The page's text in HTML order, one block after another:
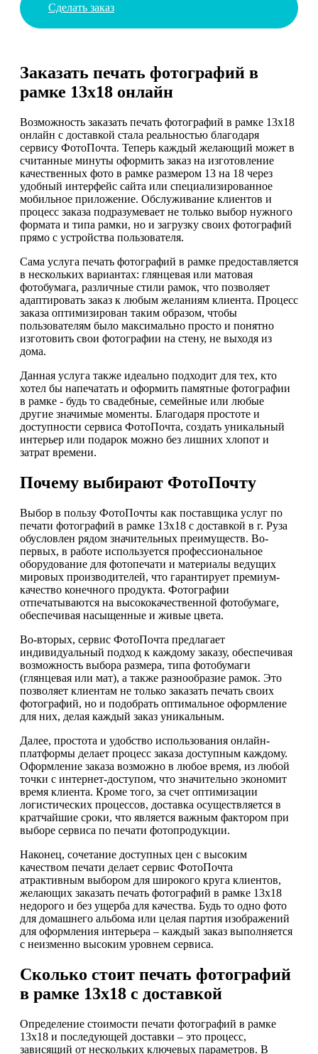
Сделать заказ
Заказать печать фотографий в
рамке 13х18 онлайн
Возможность заказать печать фотографий в рамке 13х18
онлайн с доставкой стала реальностью благодаря
сервису ФотоПочта. Теперь каждый желающий может в
считанные минуты оформить заказ на изготовление
качественных фото в рамке размером 13 на 18 через
удобный интерфейс сайта или специализированное
мобильное приложение. Обслуживание клиентов и
процесс заказа подразумевает не только выбор нужного
формата и типа рамки, но и загрузку своих фотографий
прямо с устройства пользователя.
Сама услуга печать фотографий в рамке предоставляется
в нескольких вариантах: глянцевая или матовая
фотобумага, различные стили рамок, что позволяет
адаптировать заказ к любым желаниям клиента. Процесс
заказа оптимизирован таким образом, чтобы
пользователям было максимально просто и понятно
изготовить свои фотографии на стену, не выходя из
дома.
Данная услуга также идеально подходит для тех, кто
хотел бы напечатать и оформить памятные фотографии
в рамке - будь то свадебные, семейные или любые
другие значимые моменты. Благодаря простоте и
доступности сервиса ФотоПочта, создать уникальный
интерьер или подарок можно без лишних хлопот и
затрат времени.
Почему выбирают ФотоПочту
Выбор в пользу ФотоПочты как поставщика услуг по
печати фотографий в рамке 13х18 с доставкой в г. Руза
обусловлен рядом значительных преимуществ. Во-
первых, в работе используется профессиональное
оборудование для фотопечати и материалы ведущих
мировых производителей, что гарантирует премиум-
качество конечного продукта. Фотографии
отпечатываются на высококачественной фотобумаге,
обеспечивая насыщенные и живые цвета.
Во-вторых, сервис ФотоПочта предлагает
индивидуальный подход к каждому заказу, обеспечивая
возможность выбора размера, типа фотобумаги
(глянцевая или мат), а также разнообразие рамок. Это
позволяет клиентам не только заказать печать своих
фотографий, но и подобрать оптимальное оформление
для них, делая каждый заказ уникальным.
Далее, простота и удобство использования онлайн-
платформы делает процесс заказа доступным каждому.
Оформление заказа возможно в любое время, из любой
точки с интернет-доступом, что значительно экономит
время клиента. Кроме того, за счет оптимизации
логистических процессов, доставка осуществляется в
кратчайшие сроки, что является важным фактором при
выборе сервиса по печати фотопродукции.
Наконец, сочетание доступных цен с высоким
качеством печати делает сервис ФотоПочта
атрактивным выбором для широкого круга клиентов,
желающих заказать печать фотографий в рамке 13х18
недорого и без ущерба для качества. Будь то одно фото
для домашнего альбома или целая партия изображений
для оформления интерьера – каждый заказ выполняется
с неизменно высоким уровнем сервиса.
Сколько стоит печать фотографий
в рамке 13х18 с доставкой
Определение стоимости печати фотографий в рамке
13х18 и последующей доставки – это процесс,
зависящий от нескольких ключевых параметров. В